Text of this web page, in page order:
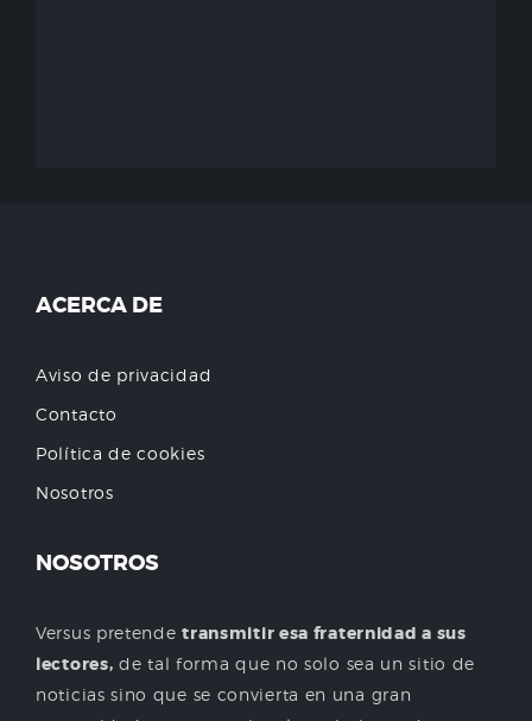
ACERCA DE
Aviso de privacidad
Contacto
Política de cookies
Nosotros
NOSOTROS
Versus pretendetransmitir esa fraternidad a sus
lectores, de tal forma que no solo sea un sitio de
noticias sino que se convierta en una gran